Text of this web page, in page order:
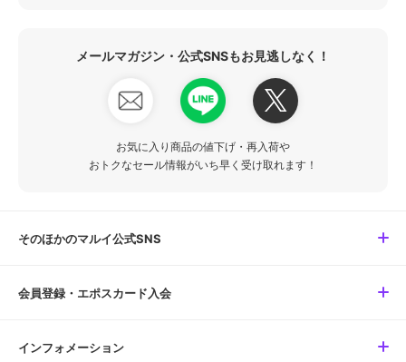
メールマガジン・公式SNSもお見逃しなく！
お気に入り商品の値下げ・再入荷や
おトクなセール情報がいち早く受け取れます！
そのほかのマルイ公式SNS
会員登録・エポスカード入会
インフォメーション